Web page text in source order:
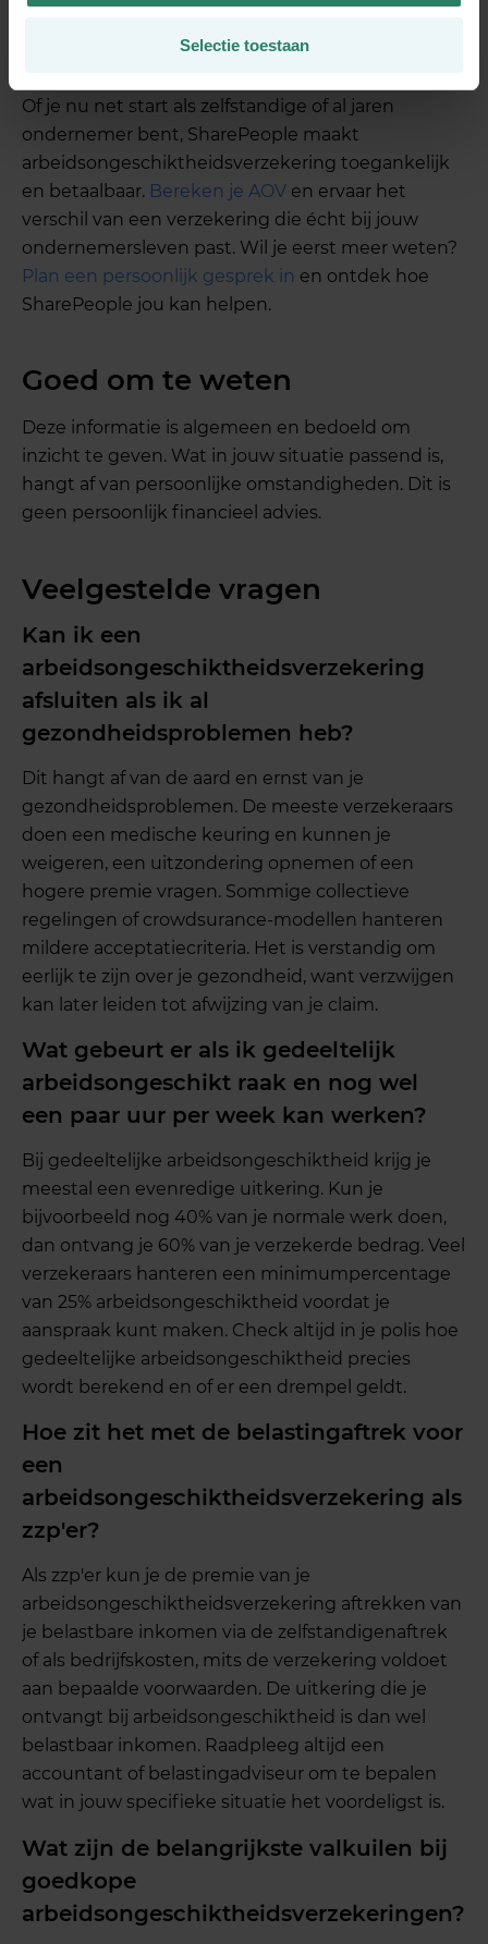
Selectie toestaan
SharePeople mogelijk.
Of je nu net start als zelfstandige of al jaren
ondernemer bent, SharePeople maakt
arbeidsongeschiktheidsverzekering toegankelijk
en betaalbaar. Bereken je AOV en ervaar het
verschil van een verzekering die écht bij jouw
ondernemersleven past. Wil je eerst meer weten?
Plan een persoonlijk gesprek in en ontdek hoe
SharePeople jou kan helpen.
Goed om te weten
Deze informatie is algemeen en bedoeld om
inzicht te geven. Wat in jouw situatie passend is,
hangt af van persoonlijke omstandigheden. Dit is
geen persoonlijk financieel advies.
Veelgestelde vragen
Kan ik een
arbeidsongeschiktheidsverzekering
afsluiten als ik al
gezondheidsproblemen heb?
Dit hangt af van de aard en ernst van je
gezondheidsproblemen. De meeste verzekeraars
doen een medische keuring en kunnen je
weigeren, een uitzondering opnemen of een
hogere premie vragen. Sommige collectieve
regelingen of crowdsurance-modellen hanteren
mildere acceptatiecriteria. Het is verstandig om
eerlijk te zijn over je gezondheid, want verzwijgen
kan later leiden tot afwijzing van je claim.
Wat gebeurt er als ik gedeeltelijk
arbeidsongeschikt raak en nog wel
een paar uur per week kan werken?
Bij gedeeltelijke arbeidsongeschiktheid krijg je
meestal een evenredige uitkering. Kun je
bijvoorbeeld nog 40% van je normale werk doen,
dan ontvang je 60% van je verzekerde bedrag. Veel
verzekeraars hanteren een minimumpercentage
van 25% arbeidsongeschiktheid voordat je
aanspraak kunt maken. Check altijd in je polis hoe
gedeeltelijke arbeidsongeschiktheid precies
wordt berekend en of er een drempel geldt.
Hoe zit het met de belastingaftrek voor
een
arbeidsongeschiktheidsverzekering als
zzp'er?
Als zzp'er kun je de premie van je
arbeidsongeschiktheidsverzekering aftrekken van
je belastbare inkomen via de zelfstandigenaftrek
of als bedrijfskosten, mits de verzekering voldoet
aan bepaalde voorwaarden. De uitkering die je
ontvangt bij arbeidsongeschiktheid is dan wel
belastbaar inkomen. Raadpleeg altijd een
accountant of belastingadviseur om te bepalen
wat in jouw specifieke situatie het voordeligst is.
Wat zijn de belangrijkste valkuilen bij
goedkope
arbeidsongeschiktheidsverzekeringen?